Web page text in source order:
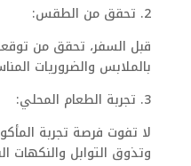
2. تحقق من الطقس:
قبل السفر، تحقق من
بالملابس والضروريات
3. تجربة الطعام المحلي:
لا تفوت فرصة تجربة
وتذوق التوابل والنكهات